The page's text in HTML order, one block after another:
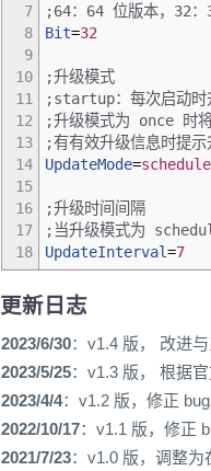
7
8
9
10
11
12
13
14
15
16
17
18
;64：64 位版本，32
Bit=32
;升级模式
;startup：每次启动时
;升级模式为 once 时
;有有效升级信息时提
UpdateMode=schedule
;升级时间间隔
;当升级模式为
UpdateInterval=7
更新日志
2023/6/30：v1.4 版， 改进
2023/5/25：v1.3 版， 根据
2023/4/4：v1.2 版，修正 bug
2022/10/17：v1.1 版，修正
2021/7/23：v1.0 版，调整为